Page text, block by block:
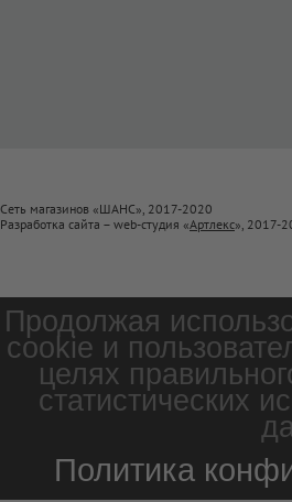
Сеть магазинов «ШАНС», 2017-2020
Разработка сайта – web-студия «Артлекс», 2017-
Продолжая
cookie и
целях
статистических
Политика